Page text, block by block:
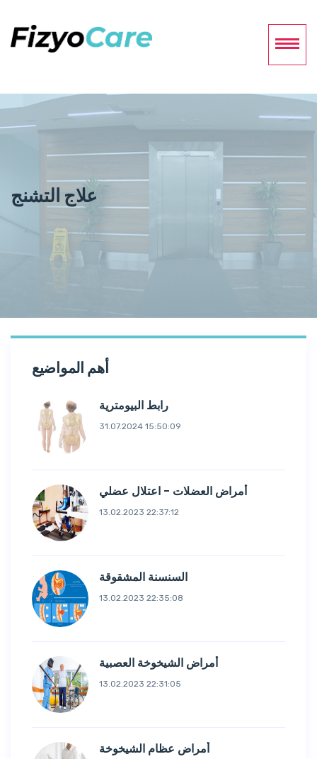
علاج التشنج
أهم المواضيع
رابط البيومترية
31.07.2024 15:50:09
أمراض العضلات - اعتلال عضلي
13.02.2023 22:37:12
السنسنة المشقوقة
13.02.2023 22:35:08
أمراض الشيخوخة العصبية
13.02.2023 22:31:05
أمراض عظام الشيخوخة